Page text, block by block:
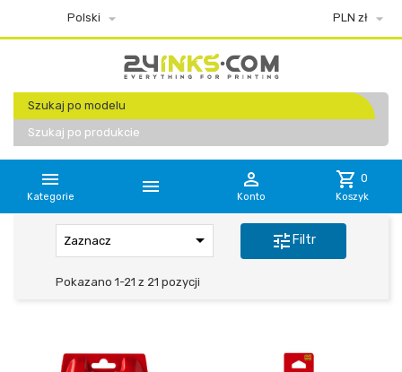
Polski  PLN zł 
Szukaj po modelu
Szukaj po produkcie

Kategorie  
Konto
shopping_cart 0
Koszyk
Zaznacz  tuneFiltr
Pokazano 1-21 z 21 pozycji